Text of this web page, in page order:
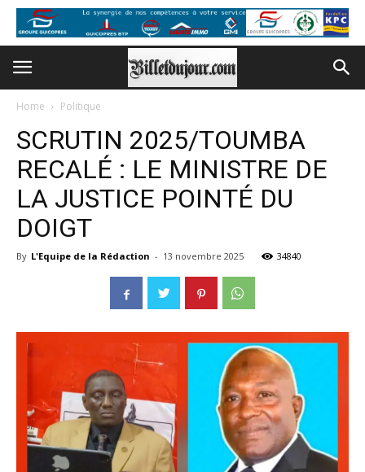
Home Politique
SCRUTIN 2025/TOUMBA
RECALÉ : LE MINISTRE DE
LA JUSTICE POINTÉ DU
DOIGT
By L'Equipe de la Rédaction - 13 novembre 2025 34840